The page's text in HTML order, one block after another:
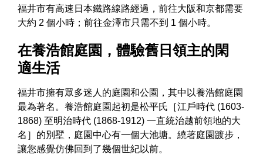
福井市有高速日本鐵路線路經過，前往大阪和京都需要
大約 2 個小時；前往金澤市只需不到 1 個小時。
在養浩館庭園，體驗舊日領主的閑
適生活
福井市擁有眾多迷人的庭園和公園，其中以養浩館庭園
最為著名。養浩館庭園起初是松平氏［江戶時代 (1603-
1868) 至明治時代 (1868-1912) 一直統治越前領地的大
名］的別墅，庭園中心有一個大池塘。繞著庭園踱步，
讓您感覺仿佛回到了幾個世紀以前。